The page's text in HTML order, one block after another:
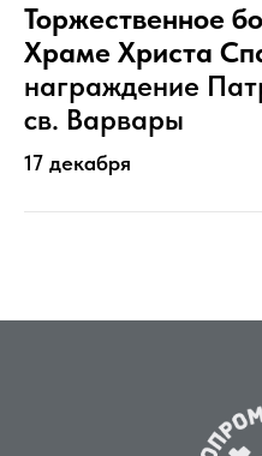
Торжественное
Храме Христа
награждение
св. Варвары
17 декабря